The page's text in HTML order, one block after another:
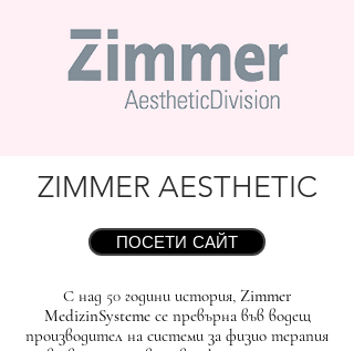
ZIMMER AESTHETIC
ПОСЕТИ САЙТ
С над 50 години история, Zimmer
MedizinSystemeсе превърна във водещ
производител на системи за физио терапия